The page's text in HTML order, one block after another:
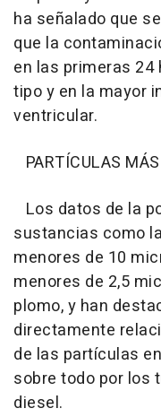
ha señalado que
que la
en las primeras
tipo y en la mayor
ventricular.
PARTÍCULAS
Los datos de la
sustancias como
menores de 10
menores de 2,5
plomo, y han
directamente
de las partículas
sobre todo por los
diesel.